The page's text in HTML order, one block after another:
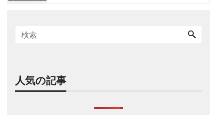
人気の記事